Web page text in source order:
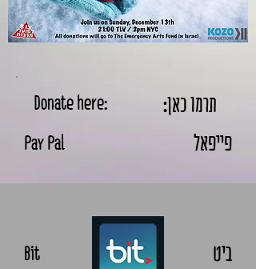
Donate here:
Pay Pal
תרמו כאן:
פייפאל
Bit ביט